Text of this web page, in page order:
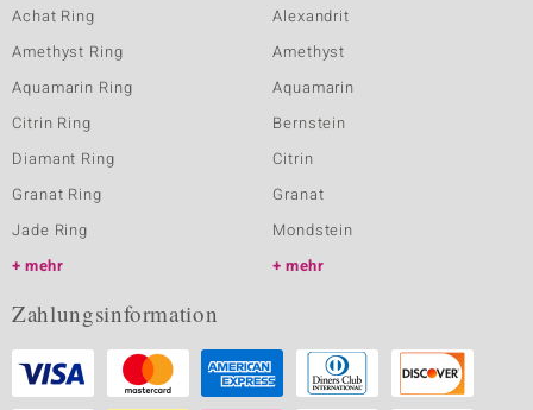
Achat Ring
Amethyst Ring
Aquamarin Ring
Citrin Ring
Diamant Ring
Granat Ring
Jade Ring
mehr
Alexandrit
Amethyst
Aquamarin
Bernstein
Citrin
Granat
Mondstein
mehr
Zahlungsinformation